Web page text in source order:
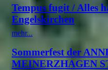
Tempus fugit / Alles
Engelskirchen
mehr...
Sommerfest der
MEINERZHAGEN